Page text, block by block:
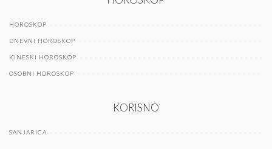
HOROSKOP
DNEVNI HOROSKOP
KINESKI HOROSKOP
OSOBNI HOROSKOP
KORISNO
SANJARICA